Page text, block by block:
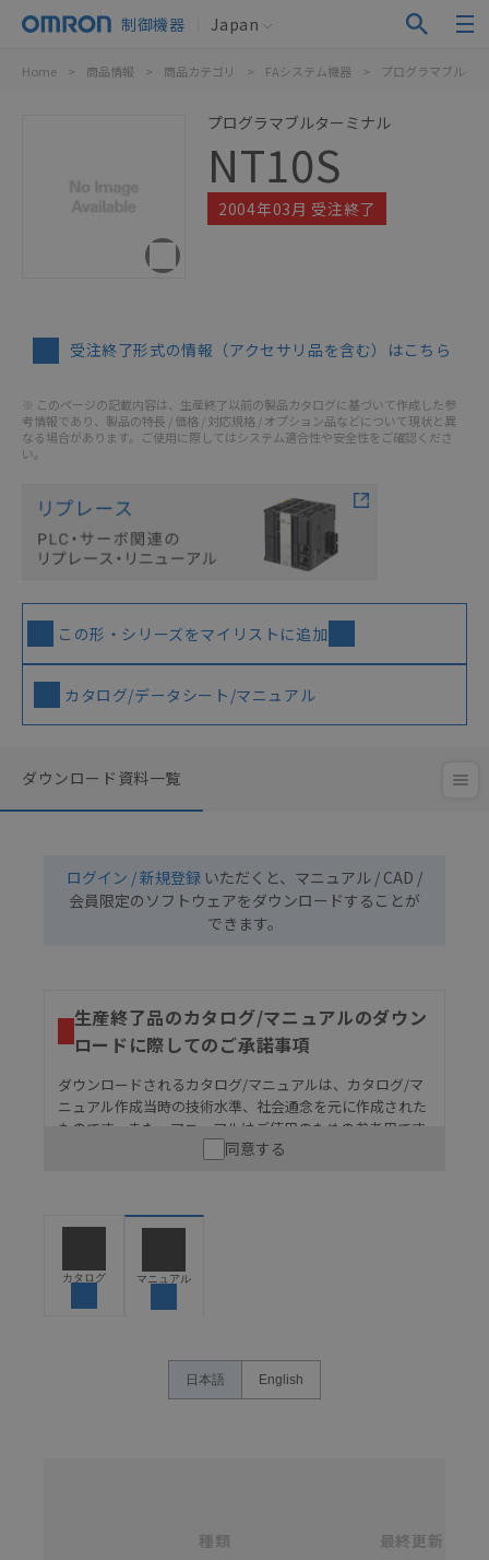
制御機器 Japan
Home > 商品情報 > 商品カテゴリ > FAシステム機器 > プログラマブルタ
プログラマブルターミナル
NT10S
2004年03月 受注終了
受注終了形式の情報（アクセサリ品を含む）はこちら
※ このページの記載内容は、生産終了以前の製品カタログに基づいて作成した参
考情報であり、製品の特長 / 価格 / 対応規格 / オプション品などについて現状と異
なる場合があります。ご使用に際してはシステム適合性や安全性をご確認くださ
い。
この形・シリーズをマイリストに追加
カタログ/データシート/マニュアル
ダウンロード資料一覧
ログイン / 新規登録 いただくと、マニュアル / CAD /
会員限定のソフトウェアをダウンロードすることが
できます。
生産終了品のカタログ/マニュアルのダウン
ロードに際してのご承諾事項
ダウンロードされるカタログ/マニュアルは、カタログ/マ
ニュアル作成当時の技術水準、社会通念を元に作成された
ものです。また、マニュアルはご使用のための参考用です
ので、ご使用にあたっての安全性については十分にご配慮
うな用途に使用される場合には、システム全体として
保できるよう設計されていること、および本製品が全
ン事例は参考用ですので、ご採用に際しては機器・装
置の機能や安全性をご確認のうえご使用ください。・
があります。改めて当サイトの掲載内容をご確認のう
同意する
カタログ マニュアル
日本語 English
種類 最終更新